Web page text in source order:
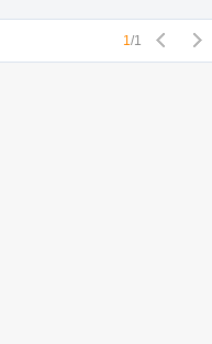
1/1